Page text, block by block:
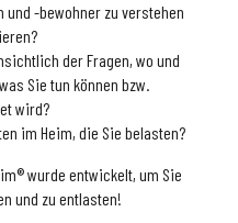
-bewohner zu verstehen
der Fragen, wo und
Sie tun können bzw.
wird?
im Heim, die Sie belasten?
wurde entwickelt, um Sie
und zu entlasten!